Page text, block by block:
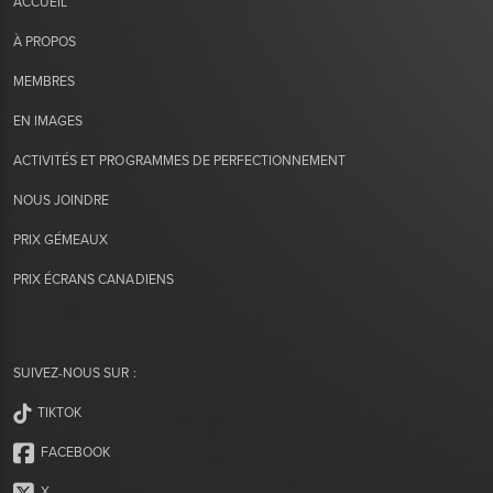
À PROPOS
MEMBRES
EN IMAGES
ACTIVITÉS ET PROGRAMMES DE PERFECTIONNEMENT
NOUS JOINDRE
PRIX GÉMEAUX
PRIX ÉCRANS CANADIENS
SUIVEZ-NOUS SUR :
TIKTOK
FACEBOOK